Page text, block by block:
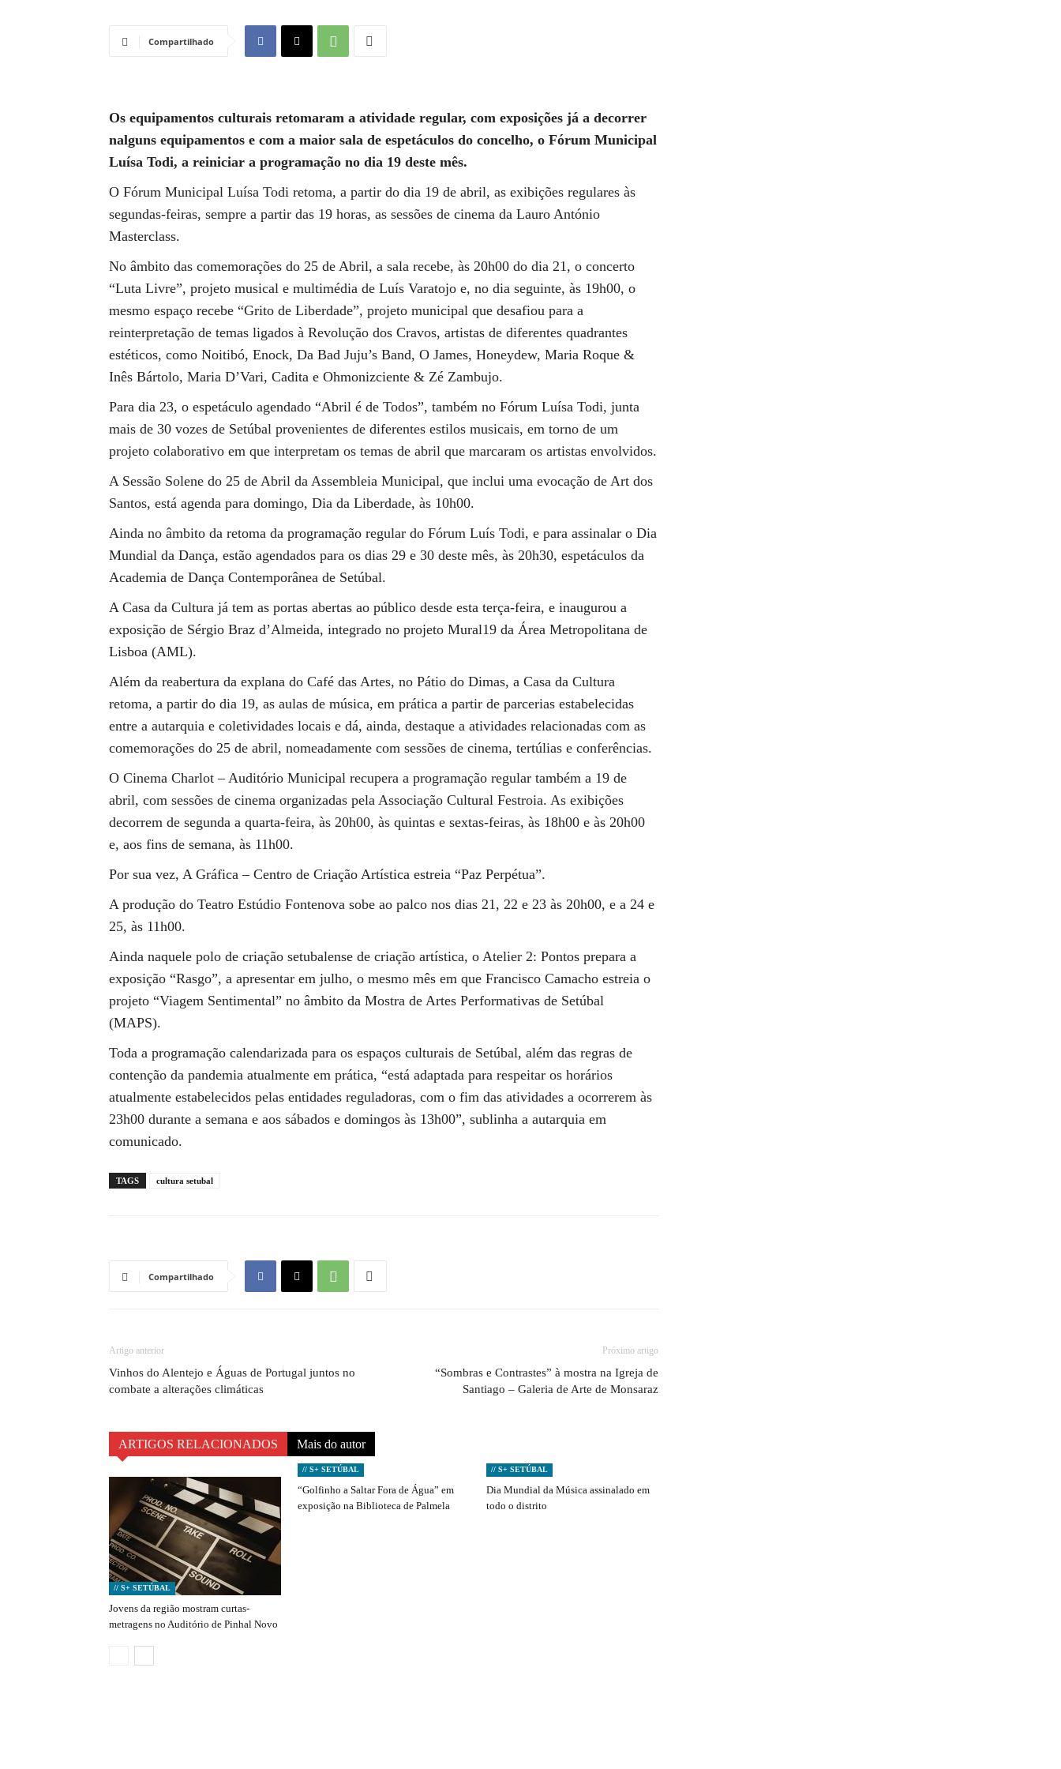
Compartilhado
Os equipamentos culturais retomaram a atividade regular, com exposições já a decorrer
nalguns equipamentos e com a maior sala de espetáculos do concelho, o Fórum Municipal
Luísa Todi, a reiniciar a programação no dia 19 deste mês.
O Fórum Municipal Luísa Todi retoma, a partir do dia 19 de abril, as exibições regulares às
segundas-feiras, sempre a partir das 19 horas, as sessões de cinema da Lauro António
Masterclass.
No âmbito das comemorações do 25 de Abril, a sala recebe, às 20h00 do dia 21, o concerto
“Luta Livre”, projeto musical e multimédia de Luís Varatojo e, no dia seguinte, às 19h00, o
mesmo espaço recebe “Grito de Liberdade”, projeto municipal que desafiou para a
reinterpretação de temas ligados à Revolução dos Cravos, artistas de diferentes quadrantes
estéticos, como Noitibó, Enock, Da Bad Juju’s Band, O James, Honeydew, Maria Roque &
Inês Bártolo, Maria D’Vari, Cadita e Ohmonizciente & Zé Zambujo.
Para dia 23, o espetáculo agendado “Abril é de Todos”, também no Fórum Luísa Todi, junta
mais de 30 vozes de Setúbal provenientes de diferentes estilos musicais, em torno de um
projeto colaborativo em que interpretam os temas de abril que marcaram os artistas envolvidos.
A Sessão Solene do 25 de Abril da Assembleia Municipal, que inclui uma evocação de Art dos
Santos, está agenda para domingo, Dia da Liberdade, às 10h00.
Ainda no âmbito da retoma da programação regular do Fórum Luís Todi, e para assinalar o Dia
Mundial da Dança, estão agendados para os dias 29 e 30 deste mês, às 20h30, espetáculos da
Academia de Dança Contemporânea de Setúbal.
A Casa da Cultura já tem as portas abertas ao público desde esta terça-feira, e inaugurou a
exposição de Sérgio Braz d’Almeida, integrado no projeto Mural19 da Área Metropolitana de
Lisboa (AML).
Além da reabertura da explana do Café das Artes, no Pátio do Dimas, a Casa da Cultura
retoma, a partir do dia 19, as aulas de música, em prática a partir de parcerias estabelecidas
entre a autarquia e coletividades locais e dá, ainda, destaque a atividades relacionadas com as
comemorações do 25 de abril, nomeadamente com sessões de cinema, tertúlias e conferências.
O Cinema Charlot – Auditório Municipal recupera a programação regular também a 19 de
abril, com sessões de cinema organizadas pela Associação Cultural Festroia. As exibições
decorrem de segunda a quarta-feira, às 20h00, às quintas e sextas-feiras, às 18h00 e às 20h00
e, aos fins de semana, às 11h00.
Por sua vez, A Gráfica – Centro de Criação Artística estreia “Paz Perpétua”.
A produção do Teatro Estúdio Fontenova sobe ao palco nos dias 21, 22 e 23 às 20h00, e a 24 e
25, às 11h00.
Ainda naquele polo de criação setubalense de criação artística, o Atelier 2: Pontos prepara a
exposição “Rasgo”, a apresentar em julho, o mesmo mês em que Francisco Camacho estreia o
projeto “Viagem Sentimental” no âmbito da Mostra de Artes Performativas de Setúbal
(MAPS).
Toda a programação calendarizada para os espaços culturais de Setúbal, além das regras de
contenção da pandemia atualmente em prática, “está adaptada para respeitar os horários
atualmente estabelecidos pelas entidades reguladoras, com o fim das atividades a ocorrerem às
23h00 durante a semana e aos sábados e domingos às 13h00”, sublinha a autarquia em
comunicado.
TAGS cultura setubal
Compartilhado
Artigo anterior
Vinhos do Alentejo e Águas de Portugal juntos no
combate a alterações climáticas
Próximo artigo
“Sombras e Contrastes” à mostra na Igreja de
Santiago – Galeria de Arte de Monsaraz
ARTIGOS RELACIONADOS Mais do autor
// S+ SETÚBAL
Jovens da região mostram curtas-
metragens no Auditório de Pinhal Novo
// S+ SETÚBAL
“Golfinho a Saltar Fora de Água” em
exposição na Biblioteca de Palmela
// S+ SETÚBAL
Dia Mundial da Música assinalado em
todo o distrito